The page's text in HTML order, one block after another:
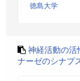
徳島大学
神経活動の活
ナーゼのシナプ